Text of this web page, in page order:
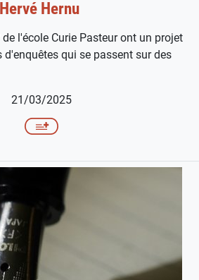
Hernu
l'école Curie Pasteur ont un projet
d'enquêtes qui se passent sur des
21/03/2025